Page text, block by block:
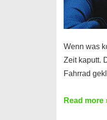
Wenn was
Zeit kaputt.
Fahrrad
Ferratum
Read more